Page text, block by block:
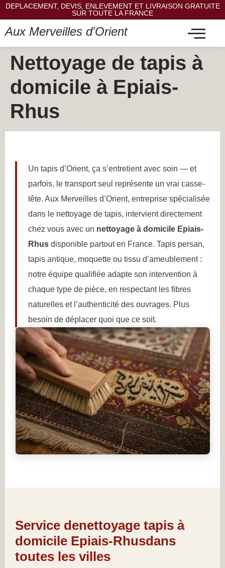
DEPLACEMENT, DEVIS, ENLEVEMENT ET LIVRAISON GRATUITE
SUR TOUTE LA FRANCE
Aux Merveilles d'Orient
Nettoyage de tapis à
domicile à Epiais-
Rhus
Un tapis d’Orient, ça s’entretient avec soin — et
parfois, le transport seul représente un vrai casse-
tête. Aux Merveilles d’Orient, entreprise spécialisée
dans le nettoyage de tapis, intervient directement
chez vous avec un nettoyage à domicile Epiais-
Rhus disponible partout en France. Tapis persan,
tapis antique, moquette ou tissu d’ameublement :
notre équipe qualifiée adapte son intervention à
chaque type de pièce, en respectant les fibres
naturelles et l’authenticité des ouvrages. Plus
besoin de déplacer quoi que ce soit.
Service denettoyage tapis à
domicile Epiais-Rhusdans
toutes les villes